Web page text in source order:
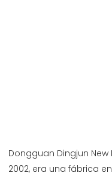
Dongguan Dingjun New
2002, era una fábrica